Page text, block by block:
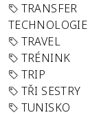
TRANSFER
TECHNOLOGIE
TRAVEL
TRÉNINK
TRIP
TŘI SESTRY
TUNISKO